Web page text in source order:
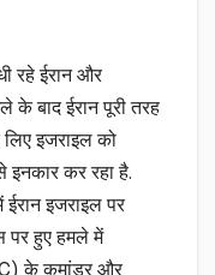
रहे ईरान और
के बाद ईरान पूरी तरह
इजराइल को
इनकार कर रहा है.
इजराइल पर
पर हुए हमले में